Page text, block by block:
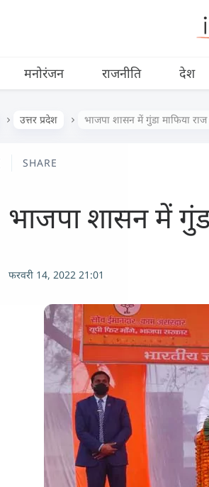
मनोरंजन राजनीति देश
उत्तर प्रदेश भाजपा शासन में गुंडा माफिया राज
SHARE
भाजपा शासन में
फरवरी 14, 2022 21:01